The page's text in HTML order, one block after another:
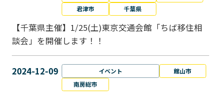
君津市
千葉県
【千葉県主催】1/25(土)東京交通会館「ちば移住相
談会」を開催します！！
2024-12-09 イベント
館山市
南房総市